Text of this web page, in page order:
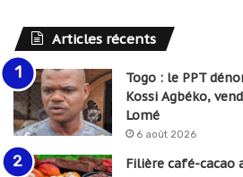
Articles récents
Togo : le PPT
Kossi Agbéko,
Lomé
6 août 2026
Filière café-cacao